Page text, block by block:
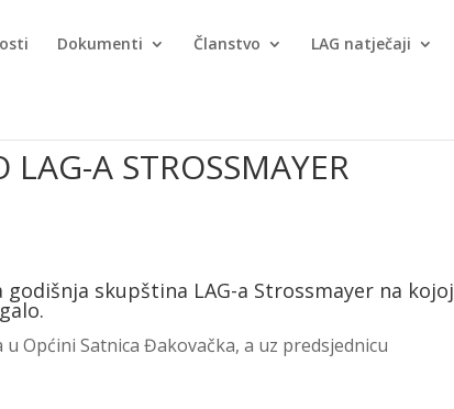
Dokumenti Članstvo LAG natječaji
A STROSSMAYER
skupština LAG-a Strossmayer na kojoj
Općini Satnica Đakovačka, a uz predsjednicu